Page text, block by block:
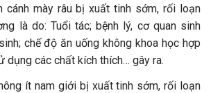
cánh mày râu bị xuất tinh sớm, rối loạn
là do: Tuổi tác; bệnh lý, cơ quan sinh
chế độ ăn uống không khoa học hợp
dụng các chất kích thích… gây ra.
ít nam giới bị xuất tinh sớm, rối loạn